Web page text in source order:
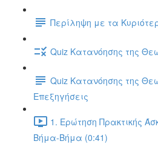
Περίληψη με τα
Quiz Κατανόησης της
Quiz Κατανόησης της
Επεξηγήσεις
1. Ερώτηση Πρακτικής
Βήμα-Βήμα (0:41)